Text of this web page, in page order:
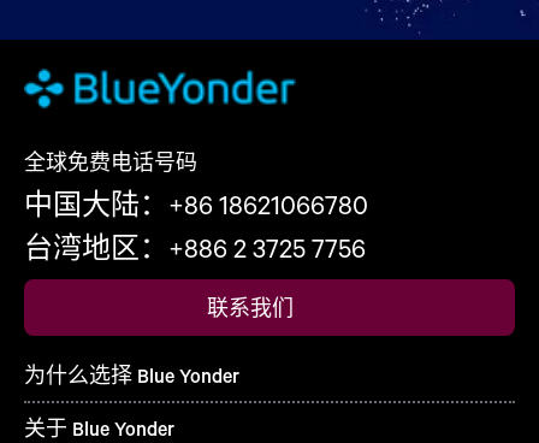
全球免费电话号码
中国大陆：+86 18621066780
台湾地区：+886 2 3725 7756
联系我们
为什么选择 Blue Yonder
关于 Blue Yonder